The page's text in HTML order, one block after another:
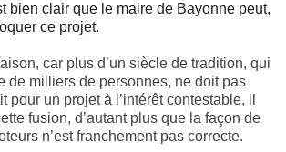
bien clair que le maire de Bayonne peut,
ce projet.
car plus d’un siècle de tradition, qui
de milliers de personnes, ne doit pas
pour un projet à l’intérêt contestable, il
fusion, d’autant plus que la façon de
n’est franchement pas correcte.